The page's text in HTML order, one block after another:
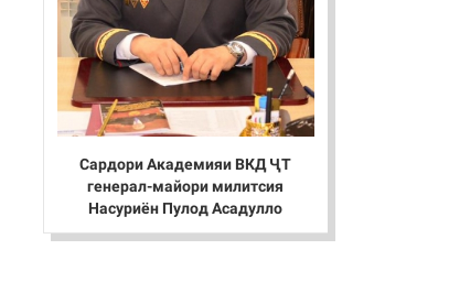
Сардори Академияи ВКД ҶТ
генерал-майори милитсия
Насуриён Пулод Асадулло